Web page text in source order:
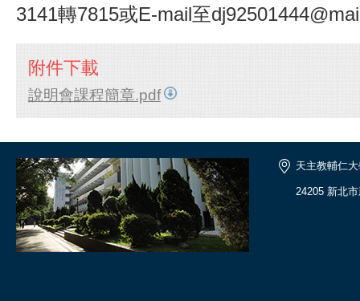
3141轉7815或E-mail至
附件下載
說明會課程簡章.pdf
天主教輔仁
24205 新北